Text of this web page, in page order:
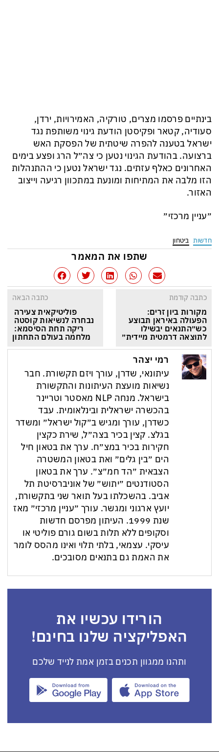
בינתיים פרסמו מצרים, טורקיה, האמירויות, ירדן,
סעודיה, קטאר ופקיסטן הודעת גינוי משותפת נגד
ישראל בטענה להפרה שיטתית של הפסקת האש
ברצועה. בהודעת הגינוי נטען כי צה״ל הרג ופצע בימים
האחרונים כאלף עזתים. נגד ישראל נטען כי ההתנהלות
הזו מלבה את המתיחות ומונעת במתכוון רגיעה וייצוב
האזור.
״עניין מרכזי״
חדשות ביטחון
שתפו את המאמר
כתבה קודמת
מקורות ביון זרים:
הפעולה באיראן תבוצע
כש״התנאים יבשילו
לתוצאה דרמטית מיידית״
כתבה הבאה
פוליטיקאית צעירה
נבחרה לנשיאות קוסטה
ריקה תחת הסיסמא:
מלחמה בעולם התחתון
רמי יצהר
עיתונאי, שדרן, עורך ויזם תקשורת. חבר
נשיאות מועצת העיתונות והתקשורת
בישראל. מנחה NLP מאסטר וטריינר
בהכשרה ישראלית ובינלאומית. עבד
כשדרן, עורך ומגיש ב״קול ישראל״ ומשדר
בגלצ. קצין בכיר בצה״ל, שירת כקצין
חקירות בכיר במצ״ח. ערך את בטאון חיל
הים ״בין גלים״ ואת בטאון המשטרה
הצבאית ״הד חמ״צ״. ערך את בטאון
הסטודנטים ״יתוש״ של אוניברסיטת תל
אביב. בהשכלתו בעל תואר שני בתקשורת,
יועץ ארגוני ומגשר. עורך ״עניין מרכזי״ מאז
שנת 1999. העיתון מפרסם חדשות
וסקופים ללא תלות בשום גורם פוליטי או
עיסקי. עצמאי, בלתי תלוי ואינו מהסס לומר
את האמת גם בתנאים מסובכים.
הורידו עכשיו את
האפליקציה שלנו בחינם!
ותהנו ממגוון תכנים בזמן אמת לנייד שלכם